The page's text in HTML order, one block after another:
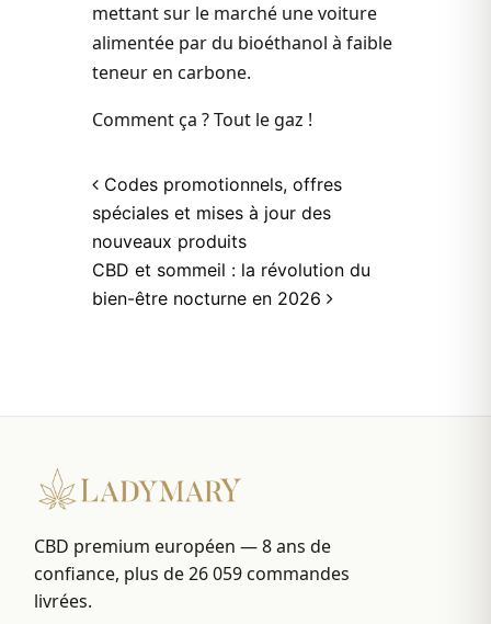
mettant sur le marché une voiture
alimentée par du bioéthanol à faible
teneur en carbone.
Comment ça ? Tout le gaz !
Post navigation
Codes promotionnels, offres
spéciales et mises à jour des
nouveaux produits
CBD et sommeil : la révolution du
bien-être nocturne en 2026
CBD premium européen — 8 ans de
confiance, plus de 26 059 commandes
livrées.